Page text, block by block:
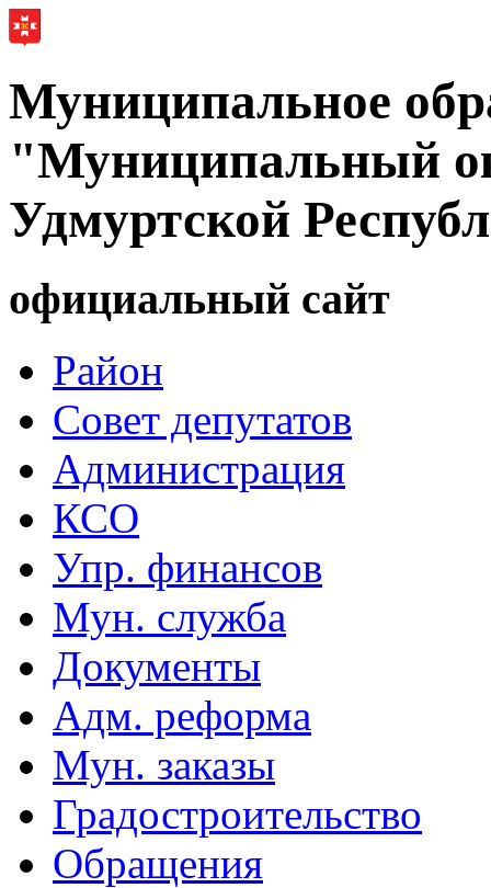
Муниципальное
"Муниципальный
Удмуртской
официальный сайт
Район
Совет депутатов
Администрация
КСО
Упр. финансов
Мун. служба
Документы
Адм. реформа
Мун. заказы
Градостроительство
Обращения